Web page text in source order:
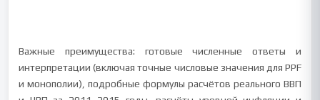
Важные преимущества: готовые численные ответы и
интерпретации (включая точные числовые значения для PPF
и монополии), подробные формулы расчётов реального ВВП